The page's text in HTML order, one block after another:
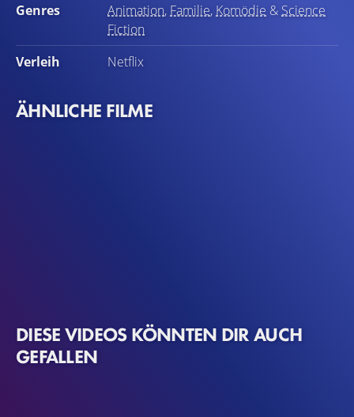
Genres Animation, Familie, Komödie & Science
Fiction
Verleih
Netflix
ÄHNLICHE FILME
DIESE VIDEOS KÖNNTEN DIR AUCH
GEFALLEN